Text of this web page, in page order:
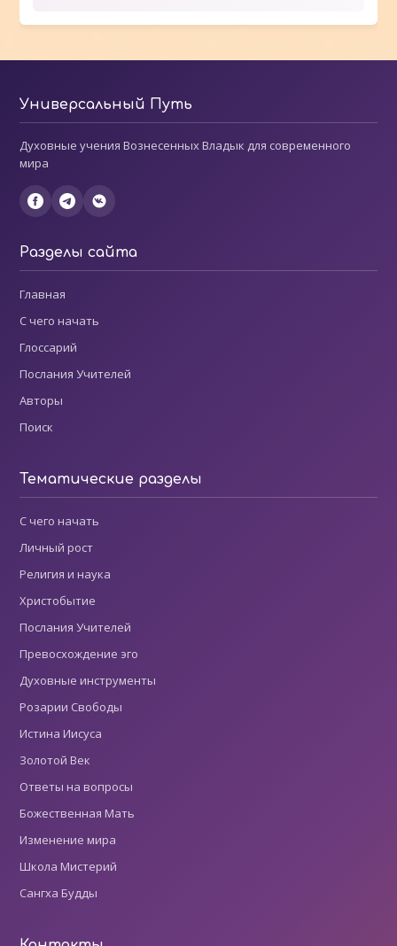
Универсальный Путь
Духовные учения Вознесенных Владык для современного
мира
Разделы сайта
Главная
С чего начать
Глоссарий
Послания Учителей
Авторы
Поиск
Тематические разделы
С чего начать
Личный рост
Религия и наука
Христобытие
Послания Учителей
Превосхождение эго
Духовные инструменты
Розарии Свободы
Истина Иисуса
Золотой Век
Ответы на вопросы
Божественная Мать
Изменение мира
Школа Мистерий
Сангха Будды